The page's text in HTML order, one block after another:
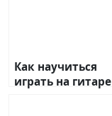
Как научиться
играть на гитаре